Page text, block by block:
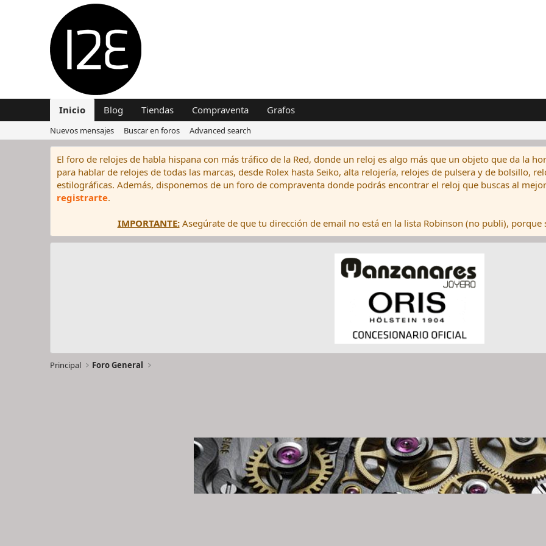
Inicio Blog Tiendas Compraventa Grafos
Nuevos mensajes Buscar en foros Advanced search
El foro de relojes de habla hispana con más tráfico de la Red, donde un reloj es algo más que un objeto que da la
para hablar de relojes de todas las marcas, desde Rolex hasta Seiko, alta relojería, relojes de pulsera y de bolsillo,
estilográficas. Además, disponemos de un foro de compraventa donde podrás encontrar el reloj que buscas al
registrarte.
IMPORTANTE:Asegúrate de que tu dirección de email no está en la lista Robinson (no publi), porque
Principal Foro General